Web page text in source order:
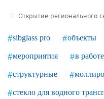
Работа в Sibglass
Открытие регионального
sibglass pro объекты
мероприятия в работе
структурные
стекло для водного